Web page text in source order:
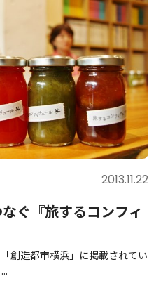
2013.11.22
ぐ『旅するコンフィ
創造都市横浜」に掲載されてい